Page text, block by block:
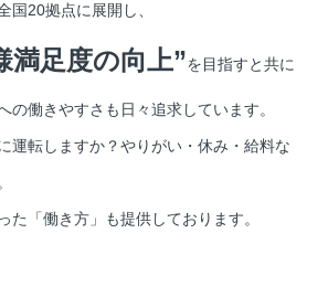
国20拠点に展開し、
満足度の向上”を目指すと共に
の働きやすさも日々追求しています。
運転しますか？やりがい・休み・給料な
た「働き方」も提供しております。